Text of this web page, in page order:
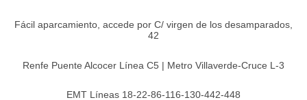
Fácil aparcamiento, accede por C/ virgen de los desamparados,
42
Renfe Puente Alcocer Línea C5 | Metro Villaverde-Cruce L-3
EMT Líneas 18-22-86-116-130-442-448